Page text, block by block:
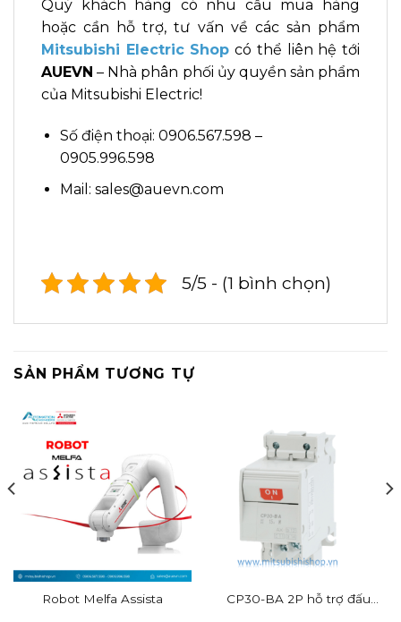
Quý khách hàng có nhu cầu mua hàng
hoặc cần hỗ trợ, tư vấn về các sản phẩm
Mitsubishi Electric Shop có thể liên hệ tới
AUEVN – Nhà phân phối ủy quyền sản phẩm
của Mitsubishi Electric!
Số điện thoại: 0906.567.598 –
0905.996.598
Mail: sales@auevn.com
5/5 - (1 bình chọn)
SẢN PHẨM TƯƠNG TỰ
Robot Melfa Assista
CP30-BA 2P hỗ trợ đấu